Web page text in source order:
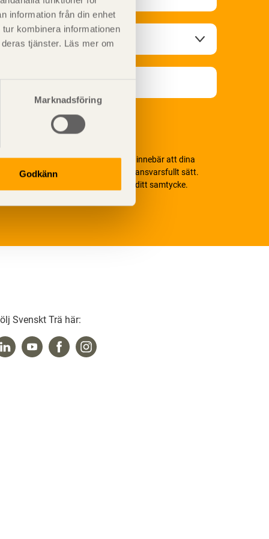
information från din enhet
kombinera informationen
tjänster. Läs mer om
Marknadsföring
Godkänn
värnar om personlig integritet vilket innebär att dina
personuppgifter alltid hanteras på ett ansvarsfullt sätt.
Genom att klicka på skicka lämnar du ditt samtycke.
Svenskt Trä här: